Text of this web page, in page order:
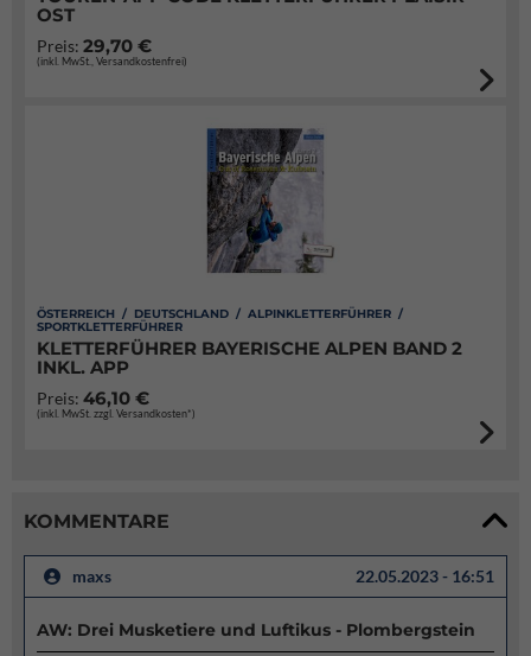
OST
Preis: 29,70 €
(inkl. MwSt., Versandkostenfrei)
ÖSTERREICH / DEUTSCHLAND / ALPINKLETTERFÜHRER /
SPORTKLETTERFÜHRER
KLETTERFÜHRER BAYERISCHE ALPEN BAND 2
INKL. APP
Preis: 46,10 €
(inkl. MwSt. zzgl. Versandkosten*)
KOMMENTARE
maxs 22.05.2023 - 16:51
AW: Drei Musketiere und Luftikus - Plombergstein